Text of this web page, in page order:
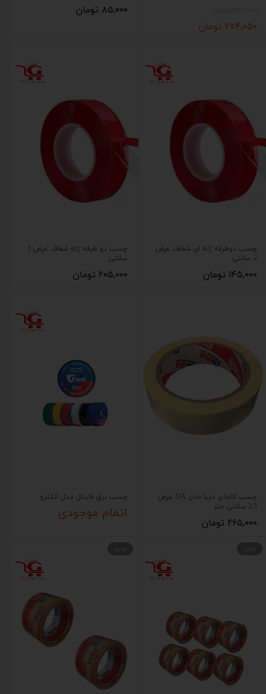
۶۷۴,۰۵۰ تومان
۸۵,۰۰۰ تومان
چسب دوطرفه ژله ای شفاف عرض
2 سانتی
۱۴۵,۰۰۰ تومان
چسب دو طرفه ژله شفاف عرض 3
سانتی
۲۰۵,۰۰۰ تومان
چسب کاغذی دیبا مدل DA عرض
2.5 سانتی متر
۲۶۵,۰۰۰ تومان
چسب برق فاینال مدل الکترو
اتمام موجودی